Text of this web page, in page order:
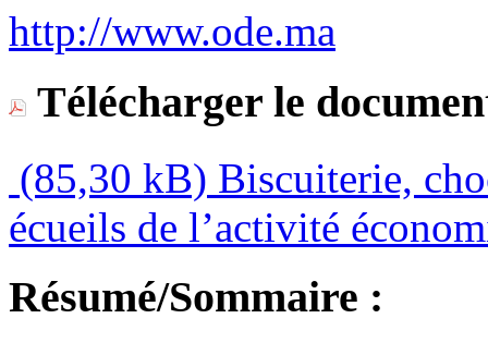
http://www.ode.ma
Télécharger le
(85,30 kB) Biscuiterie,
écueils de l’activité
Résumé/Sommaire :